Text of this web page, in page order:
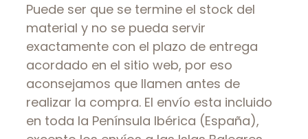
Puede ser que se termine el stock del
material y no se pueda servir
exactamente con el plazo de entrega
acordado en el sitio web, por eso
aconsejamos que llamen antes de
realizar la compra. El envío esta incluido
en toda la Península Ibérica (España),